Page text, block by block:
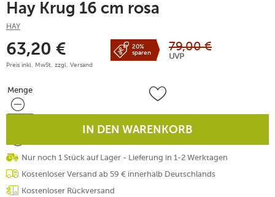
Hay Krug 16 cm rosa
HAY
63,20 €
Preis inkl. MwSt. zzgl. Versand
20%
sparen
79,00 €
UVP
Menge
Menge
IN DEN WARENKORB
Nur noch 1 Stück auf Lager - Lieferung in 1-2 Werktagen
Kostenloser Versand ab 59 € innerhalb Deutschlands
Kostenloser Rückversand